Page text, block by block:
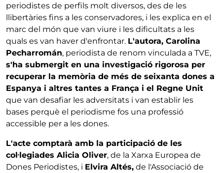
periodistes de perfils molt diversos, des de les
llibertàries fins a les conservadores, i les explica en el
marc del món que van viure i les dificultats a les
quals es van haver d'enfrontar. L'autora, Carolina
Pecharromán, periodista de renom vinculada a TVE,
s'ha submergit en una investigació rigorosa per
recuperar la memòria de més de seixanta dones a
Espanya i altres tantes a França i el Regne Unit
que van desafiar les adversitats i van establir les
bases perquè el periodisme fos una professió
accessible per a les dones.
L'acte comptarà amb la participació de les
col·legiades Alicia Oliver, de la Xarxa Europea de
Dones Periodistes, i Elvira Altés, de l'Associació de